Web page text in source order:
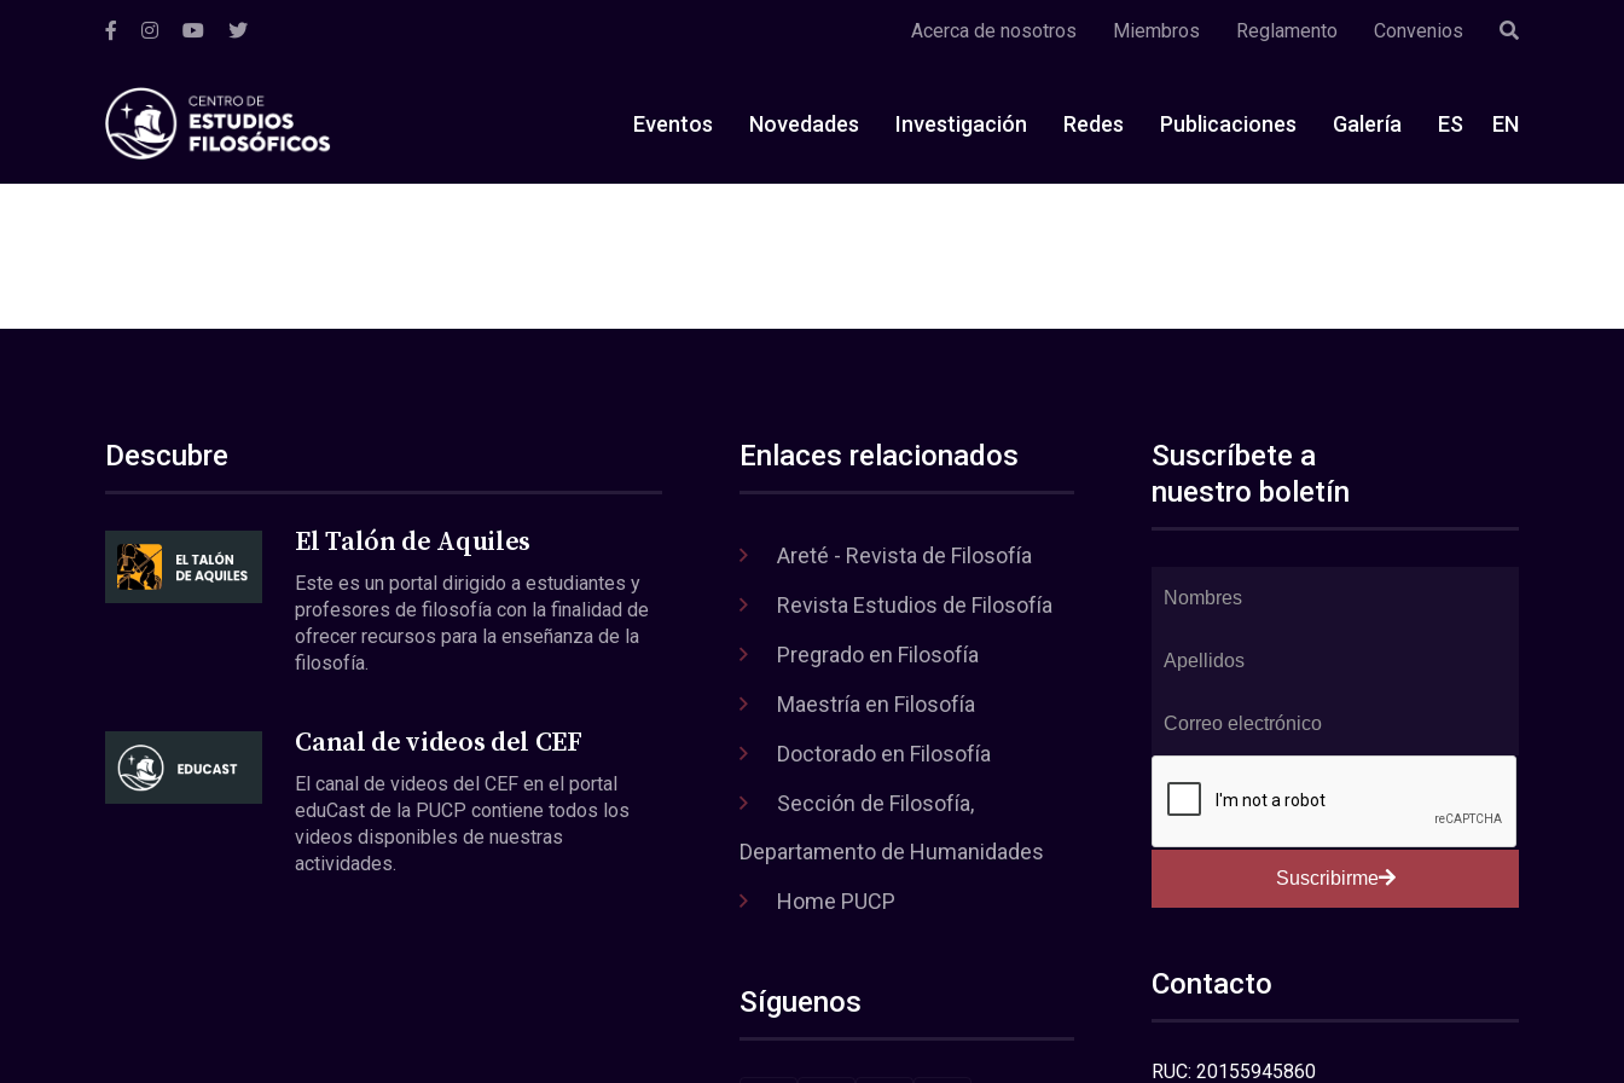
Acerca de nosotros Miembros Reglamento Convenios
Eventos Novedades Investigación Redes Publicaciones Galería ES EN
Descubre
El Talón de Aquiles
Este es un portal dirigido a estudiantes y
profesores de filosofía con la finalidad de
ofrecer recursos para la enseñanza de la
filosofía.
Canal de videos del CEF
El canal de videos del CEF en el portal
eduCast de la PUCP contiene todos los
videos disponibles de nuestras
actividades.
Enlaces relacionados
Areté - Revista de Filosofía
Revista Estudios de Filosofía
Pregrado en Filosofía
Maestría en Filosofía
Doctorado en Filosofía
Sección de Filosofía,
Departamento de Humanidades
Home PUCP
Síguenos
Suscríbete a
nuestro boletín
Suscribirme
Contacto
RUC: 20155945860